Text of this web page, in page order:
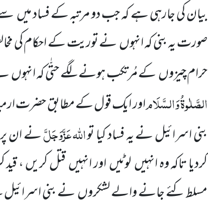
بیان کی جارہی ہے کہ جب دومرتبہ کے فساد میں
صورت یہ بنی کہ انہوںنے توریت کے احکام کی
حرام چیزوںکے مُرتکب ہونے لگے حتّٰی کہ انہوں
الصَّلٰوۃُوَالسَّلَاماور ایک قول کے مطابق حضرت
بنی اسرائیل نے یہ فساد کیا تواللّٰہعَزَّوَجَلَّنے ان
کردیا تاکہ وہ انہیںلوٹیںاور انہیںقتل کریں ،
مسلط کئے جانے والے لشکروںنے بنی اسرائیل